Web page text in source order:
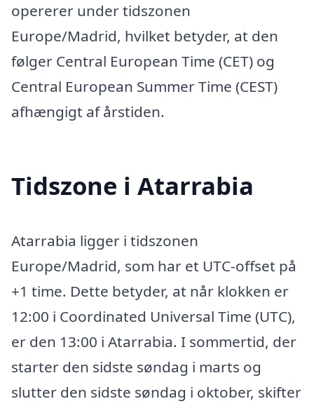
opererer under tidszonen
Europe/Madrid, hvilket betyder, at den
følger Central European Time (CET) og
Central European Summer Time (CEST)
afhængigt af årstiden.
Tidszone i Atarrabia
Atarrabia ligger i tidszonen
Europe/Madrid, som har et UTC-offset på
+1 time. Dette betyder, at når klokken er
12:00 i Coordinated Universal Time (UTC),
er den 13:00 i Atarrabia. I sommertid, der
starter den sidste søndag i marts og
slutter den sidste søndag i oktober, skifter